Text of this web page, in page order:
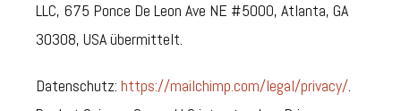
LLC, 675 Ponce De Leon Ave NE #5000, Atlanta, GA
30308, USA übermittelt.
Datenschutz: https://mailchimp.com/legal/privacy/.